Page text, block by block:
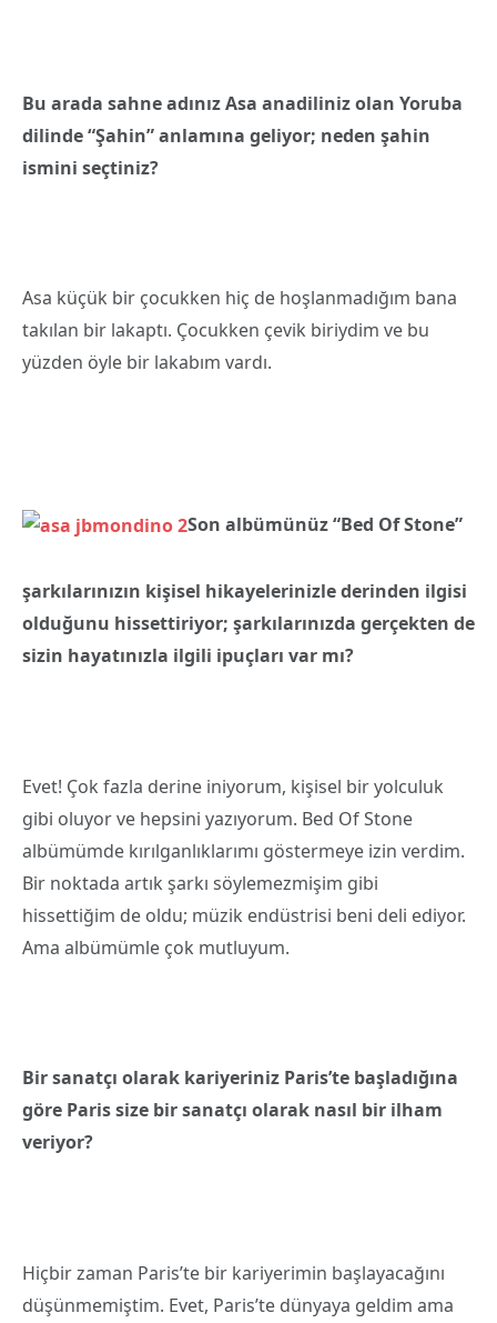
Bu arada sahne adınız Asa anadiliniz olan Yoruba
dilinde “Şahin” anlamına geliyor; neden şahin
ismini seçtiniz?
Asa küçük bir çocukken hiç de hoşlanmadığım bana
takılan bir lakaptı. Çocukken çevik biriydim ve bu
yüzden öyle bir lakabım vardı.
Son albümünüz “Bed Of Stone”
şarkılarınızın kişisel hikayelerinizle derinden ilgisi
olduğunu hissettiriyor; şarkılarınızda gerçekten de
sizin hayatınızla ilgili ipuçları var mı?
Evet! Çok fazla derine iniyorum, kişisel bir yolculuk
gibi oluyor ve hepsini yazıyorum. Bed Of Stone
albümümde kırılganlıklarımı göstermeye izin verdim.
Bir noktada artık şarkı söylemezmişim gibi
hissettiğim de oldu; müzik endüstrisi beni deli ediyor.
Ama albümümle çok mutluyum.
Bir sanatçı olarak kariyeriniz Paris’te başladığına
göre Paris size bir sanatçı olarak nasıl bir ilham
veriyor?
Hiçbir zaman Paris’te bir kariyerimin başlayacağını
düşünmemiştim. Evet, Paris’te dünyaya geldim ama